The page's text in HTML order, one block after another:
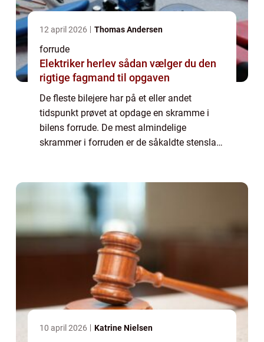
12 april 2026 Thomas Andersen
forrude
Elektriker herlev sådan vælger du den
rigtige fagmand til opgaven
De fleste bilejere har på et eller andet
tidspunkt prøvet at opdage en skramme i
bilens forrude. De mest almindelige
skrammer i forruden er de såkaldte stenslag,
10 april 2026 Katrine Nielsen